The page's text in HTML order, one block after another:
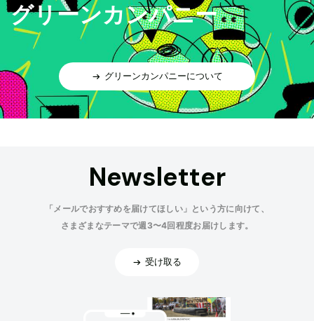
グリーンカンパニー
グリーンカンパニーについて
Newsletter
「メールでおすすめを届けてほしい」という方に向けて、
さまざまなテーマで週3〜4回程度お届けします。
受け取る